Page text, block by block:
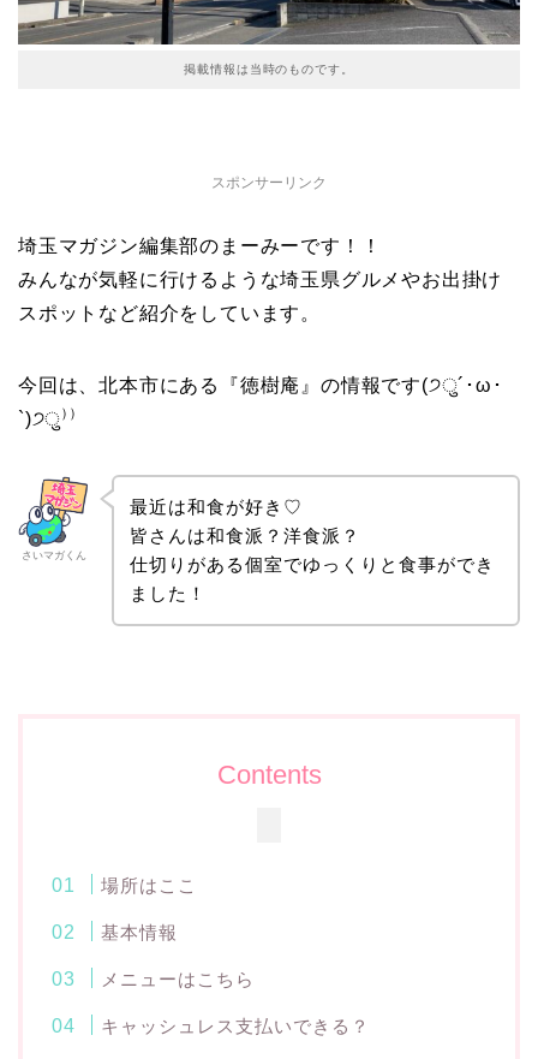
掲載情報は当時のものです。
スポンサーリンク
埼玉マガジン編集部のまーみーです！！
みんなが気軽に行けるような埼玉県グルメやお出掛け
スポットなど紹介をしています。
今回は、北本市にある『徳樹庵』の情報です(੭ु´･ω･
`)੭ु⁾⁾
さいマガくん
最近は和食が好き♡
皆さんは和食派？洋食派？
仕切りがある個室でゆっくりと食事ができ
ました！
Contents
場所はここ
基本情報
メニューはこちら
キャッシュレス支払いできる？